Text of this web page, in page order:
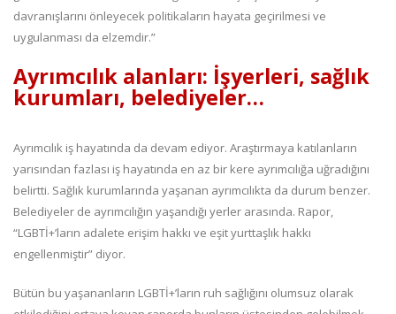
davranışlarını önleyecek politikaların hayata geçirilmesi ve
uygulanması da elzemdir.”
Ayrımcılık alanları: İşyerleri, sağlık
kurumları, belediyeler…
Ayrımcılık iş hayatında da devam ediyor. Araştırmaya katılanların
yarısından fazlası iş hayatında en az bir kere ayrımcılığa uğradığını
belirtti. Sağlık kurumlarında yaşanan ayrımcılıkta da durum benzer.
Belediyeler de ayrımcılığın yaşandığı yerler arasında. Rapor,
“LGBTİ+’ların adalete erişim hakkı ve eşit yurttaşlık hakkı
engellenmiştir” diyor.
Bütün bu yaşananların LGBTİ+’ların ruh sağlığını olumsuz olarak